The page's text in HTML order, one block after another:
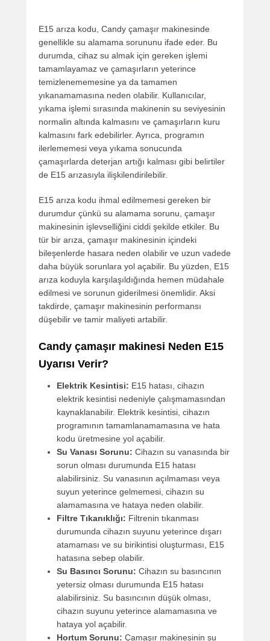
E15 arıza kodu, Candy çamaşır makinesinde
genellikle su alamama sorununu ifade eder. Bu
durumda, cihaz su almak için gereken işlemi
tamamlayamaz ve çamaşırların yeterince
temizlenememesine ya da tamamen
yıkanamamasına neden olabilir. Kullanıcılar,
yıkama işlemi sırasında makinenin su seviyesinin
normalin altında kalmasını ve çamaşırların kuru
kalmasını fark edebilirler. Ayrıca, programın
ilerlememesi veya yıkama sonucunda
çamaşırlarda deterjan artığı kalması gibi belirtiler
de E15 arızasıyla ilişkilendirilebilir.
E15 arıza kodu ihmal edilmemesi gereken bir
durumdur çünkü su alamama sorunu, çamaşır
makinesinin işlevselliğini ciddi şekilde etkiler. Bu
tür bir arıza, çamaşır makinesinin içindeki
bileşenlerde hasara neden olabilir ve uzun vadede
daha büyük sorunlara yol açabilir. Bu yüzden, E15
arıza koduyla karşılaşıldığında hemen müdahale
edilmesi ve sorunun giderilmesi önemlidir. Aksi
takdirde, çamaşır makinesinin performansı
düşebilir ve tamir maliyeti artabilir.
Candy çamaşır makinesi Neden E15
Uyarısı Verir?
Elektrik Kesintisi: E15 hatası, cihazın
elektrik kesintisi nedeniyle çalışmamasından
kaynaklanabilir. Elektrik kesintisi, cihazın
programının tamamlanamamasına ve hata
kodu üretmesine yol açabilir.
Su Vanası Sorunu: Cihazın su vanasında bir
sorun olması durumunda E15 hatası
alabilirsiniz. Su vanasının açılmaması veya
suyun yeterince gelmemesi, cihazın su
alamamasına ve hataya neden olabilir.
Filtre Tıkanıklığı: Filtrenin tıkanması
durumunda cihazın suyunu yeterince dışarı
atamaması ve su birikintisi oluşturması, E15
hatasına sebep olabilir.
Su Basıncı Sorunu: Cihazın su basıncının
yetersiz olması durumunda E15 hatası
alabilirsiniz. Su basıncının düşük olması,
cihazın suyunu yeterince alamamasına ve
hataya yol açabilir.
Hortum Sorunu: Çamaşır makinesinin su